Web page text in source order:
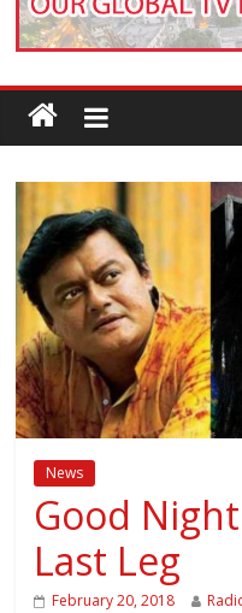
News
Good
Last Leg
February 20, 2018